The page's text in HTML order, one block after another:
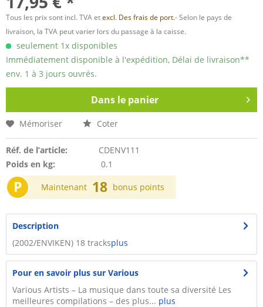
Tous les prix sont incl. TVA etexcl. Des frais de port.- Selon le pays de
livraison, la TVA peut varier lors du passage à la caisse.
seulement 1x disponibles
Immédiatement disponible à l'expédition, Délai de livraison**
env. 1 à 3 jours ouvrés.
Dans le panier
Mémoriser Coter
Réf. de l’article:
CDENV111
Poids en kg:
0.1
P Maintenant 18 bonus points
Description
(2002/ENVIKEN) 18 tracksplus
Pour en savoir plus sur Various
Various Artists – La musique dans toute sa diversité Les
meilleures compilations – des plus... plus